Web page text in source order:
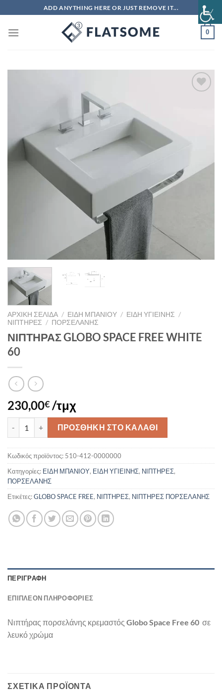
στο
περιεχόμενο
ADD ANYTHING HERE OR JUST REMOVE IT...
0
ΑΡΧΙΚΉ ΣΕΛΊΔΑ / ΕΙΔΗ ΜΠΑΝΙΟΥ / ΕΙΔΗ ΥΓΙΕΙΝΗΣ /
ΝΙΠΤΗΡΕΣ / ΠΟΡΣΕΛΑΝΗΣ
ΝΙΠΤΗΡΑΣ GLOBO SPACE FREE WHITE
60
230,00€ /τμχ
ΝΙΠΤΗΡΑΣ GLOBO SPACE FREE WHITE 60 ποσότητα
ΠΡΟΣΘΉΚΗ ΣΤΟ ΚΑΛΆΘΙ
Κωδικός προϊόντος: 510-412-0000000
Κατηγορίες: ΕΙΔΗ ΜΠΑΝΙΟΥ, ΕΙΔΗ ΥΓΙΕΙΝΗΣ, ΝΙΠΤΗΡΕΣ,
ΠΟΡΣΕΛΑΝΗΣ
Ετικέτες:GLOBO SPACE FREE, ΝΙΠΤΗΡΕΣ, ΝΙΠΤΗΡΕΣ ΠΟΡΣΕΛΑΝΗΣ
ΠΕΡΙΓΡΑΦΉ
ΕΠΙΠΛΈΟΝ ΠΛΗΡΟΦΟΡΊΕΣ
Νιπτήρας πορσελάνης κρεμαστός Globo Space Free 60 σε
λευκό χρώμα
ΣΧΕΤΙΚΆ ΠΡΟΪΌΝΤΑ